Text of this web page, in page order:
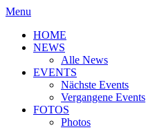
Menu
HOME
NEWS
Alle News
EVENTS
Nächste Events
Vergangene Events
FOTOS
Photos